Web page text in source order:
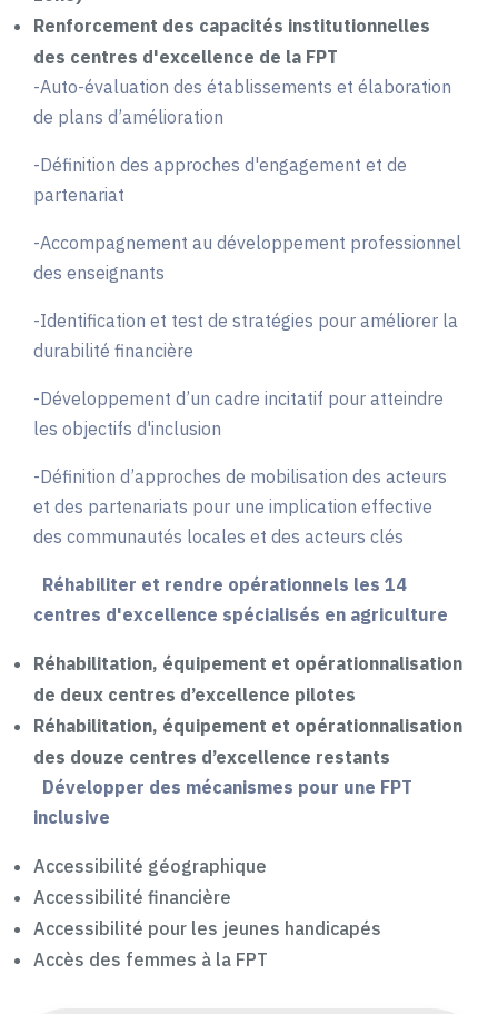
Renforcement des capacités institutionnelles
des centres d'excellence de la FPT
-Auto-évaluation des établissements et élaboration
de plans d’amélioration
-Définition des approches d'engagement et de
partenariat
-Accompagnement au développement professionnel
des enseignants
-Identification et test de stratégies pour améliorer la
durabilité financière
-Développement d’un cadre incitatif pour atteindre
les objectifs d'inclusion
-Définition d’approches de mobilisation des acteurs
et des partenariats pour une implication effective
des communautés locales et des acteurs clés
Réhabiliter et rendre opérationnels les 14
centres d'excellence spécialisés en agriculture
Réhabilitation, équipement et opérationnalisation
de deux centres d’excellence pilotes
Réhabilitation, équipement et opérationnalisation
des douze centres d’excellence restants
Développer des mécanismes pour une FPT
inclusive
Accessibilité géographique
Accessibilité financière
Accessibilité pour les jeunes handicapés
Accès des femmes à la FPT